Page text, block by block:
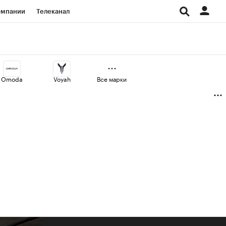
Телеканал
Проверка контрагентов
Omoda Voyah Все марки